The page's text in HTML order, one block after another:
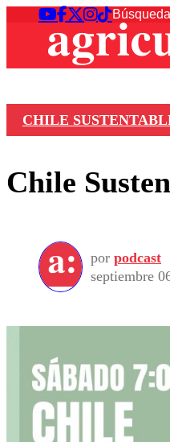
CHILE
Chile
por podcast
septiembre